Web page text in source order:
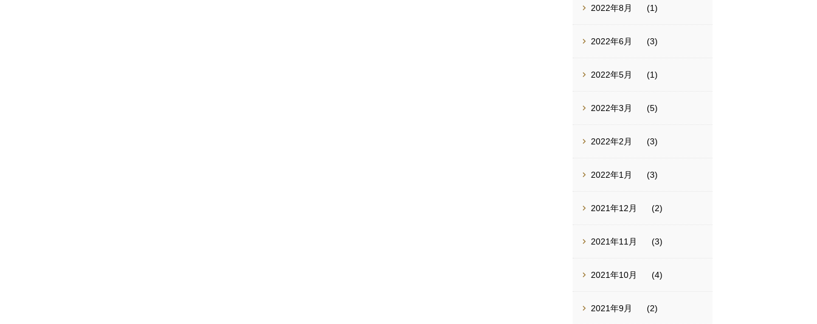
2022年8月 (1)
2022年6月 (3)
2022年5月 (1)
2022年3月 (5)
2022年2月 (3)
2022年1月 (3)
2021年12月 (2)
2021年11月 (3)
2021年10月 (4)
2021年9月 (2)